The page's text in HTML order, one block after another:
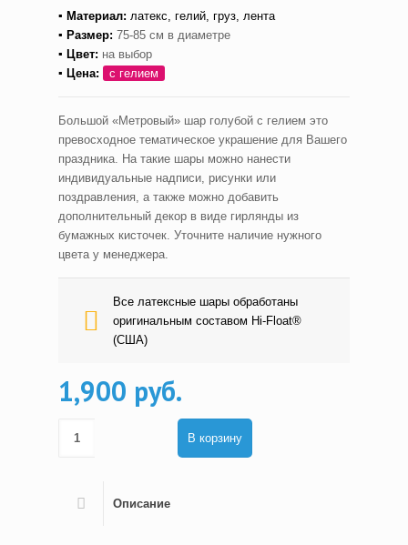
▪ Материал: латекс, гелий, груз, лента
▪ Размер: 75-85 см в диаметре
▪ Цвет: на выбор
▪ Цена:
с гелием
Большой «Метровый» шар голубой с гелием это
превосходное тематическое украшение для Вашего
праздника. На такие шары можно нанести
индивидуальные надписи, рисунки или
поздравления, а также можно добавить
дополнительный декор в виде гирлянды из
бумажных кисточек. Уточните наличие нужного
цвета у менеджера.
Все латексные шары обработаны
оригинальным составом Hi-Float®
(США)
1,900 руб.
В корзину
Описание